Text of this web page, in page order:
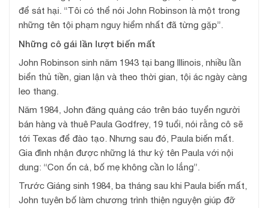
để sát hại. “Tôi có thể nói John Robinson là một trong
những tên tội phạm nguy hiểm nhất đã từng gặp”.
Những cô gái lần lượt biến mất
John Robinson sinh năm 1943 tại bang Illinois, nhiều lần
biển thủ tiền, gian lận và theo thời gian, tội ác ngày càng
leo thang.
Năm 1984, John đăng quảng cáo trên báo tuyển người
bán hàng và thuê Paula Godfrey, 19 tuổi, nói rằng cô sẽ
tới Texas để đào tạo. Nhưng sau đó, Paula biến mất.
Gia đình nhận được những lá thư ký tên Paula với nội
dung: “Con ổn cả, bố mẹ không cần lo lắng”.
Trước Giáng sinh 1984, ba tháng sau khi Paula biến mất,
John tuyên bố làm chương trình thiện nguyện giúp đỡ